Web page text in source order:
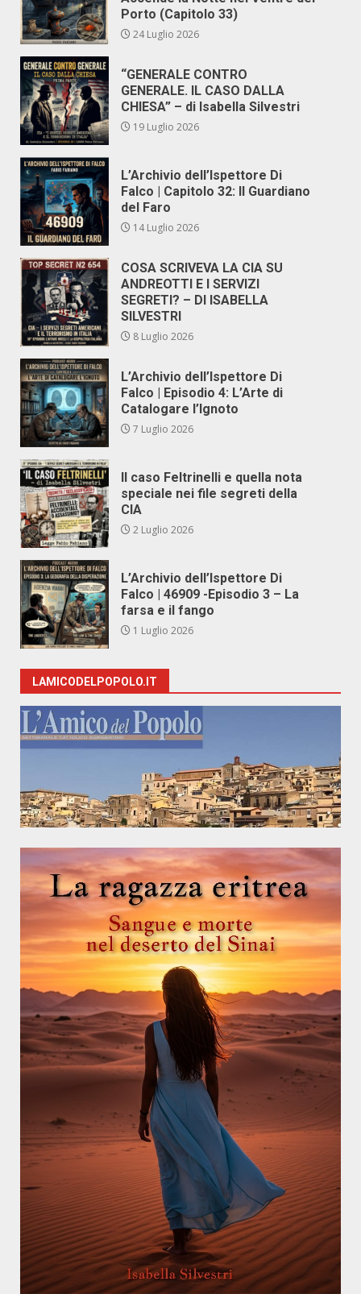
Porto (Capitolo 33)
24 Luglio 2026
“GENERALE CONTRO
GENERALE. IL CASO DALLA
CHIESA” – di Isabella Silvestri
19 Luglio 2026
L’Archivio dell’Ispettore Di
Falco | Capitolo 32: Il Guardiano
del Faro
14 Luglio 2026
COSA SCRIVEVA LA CIA SU
ANDREOTTI E I SERVIZI
SEGRETI? – DI ISABELLA
SILVESTRI
8 Luglio 2026
L’Archivio dell’Ispettore Di
Falco | Episodio 4: L’Arte di
Catalogare l’Ignoto
7 Luglio 2026
Il caso Feltrinelli e quella nota
speciale nei file segreti della
CIA
2 Luglio 2026
L’Archivio dell’Ispettore Di
Falco | 46909 -Episodio 3 – La
farsa e il fango
1 Luglio 2026
LAMICODELPOPOLO.IT